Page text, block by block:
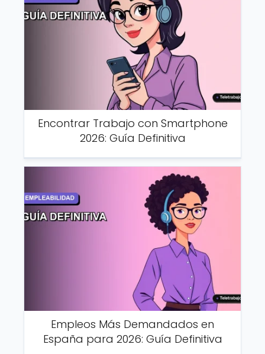
Encontrar Trabajo con Smartphone
2026: Guía Definitiva
Empleos Más Demandados en
España para 2026: Guía Definitiva